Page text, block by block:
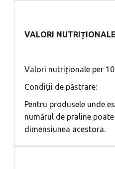
VALORI
Valori nutriționale per
Condiții de păstrare:
Pentru produsele unde
numărul de praline
dimensiunea acestora.